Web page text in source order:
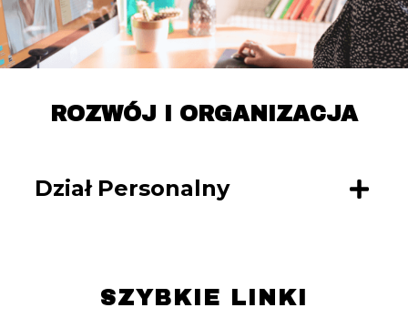
ROZWÓJ I ORGANIZACJA
Dział Personalny
SZYBKIE LINKI